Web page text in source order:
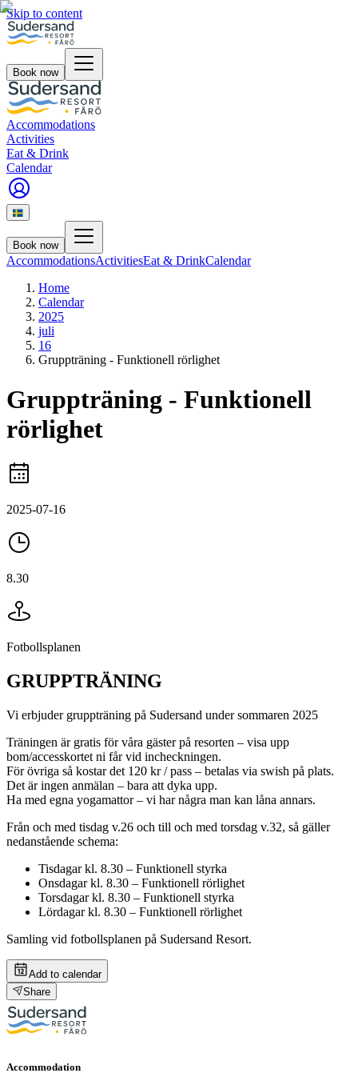
Skip to content
Book now
Accommodations
Activities
Eat & Drink
Calendar
Book now
AccommodationsActivitiesEat & DrinkCalendar
Home
Calendar
2025
juli
16
Gruppträning - Funktionell rörlighet
Gruppträning - Funktionell
rörlighet
2025-07-16
8.30
Fotbollsplanen
GRUPPTRÄNING
Vi erbjuder gruppträning på Sudersand under sommaren 2025
Träningen är gratis för våra gäster på resorten – visa upp
bom/accesskortet ni får vid incheckningen.
För övriga så kostar det 120 kr / pass – betalas via swish på plats.
Det är ingen anmälan – bara att dyka upp.
Ha med egna yogamattor – vi har några man kan låna annars.
Från och med tisdag v.26 och till och med torsdag v.32, så gäller
nedanstående schema:
Tisdagar kl. 8.30 – Funktionell styrka
Onsdagar kl. 8.30 – Funktionell rörlighet
Torsdagar kl. 8.30 – Funktionell styrka
Lördagar kl. 8.30 – Funktionell rörlighet
Samling vid fotbollsplanen på Sudersand Resort.
Add to calendar
Share
Accommodation